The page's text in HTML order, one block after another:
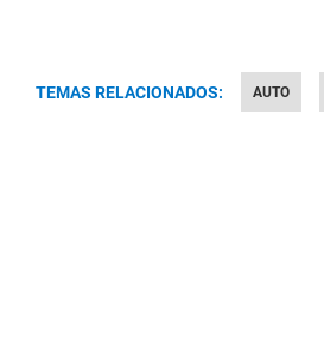
TEMAS RELACIONADOS: AUTO